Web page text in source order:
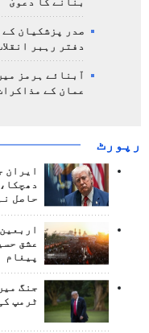
بنانے کا دعویٰ
صدر پزشکیان
دفتر رہبر
آبنائے ہرمز
عمان کے
رپورٹ
ایران
حاصل
عشق
پیغام
جنگ
ٹرمپ